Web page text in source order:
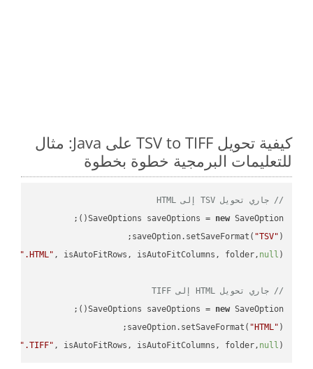
كيفية تحويل TSV to TIFF على Java: مثال
للتعليمات البرمجية خطوة بخطوة
// جاري تحويل TSV إلى HTML
SaveOptions saveOptions = new
saveOption.setSaveFormat( "TSV"
".HTML" , isAutoFitRows, isAutoFitColumns, folder, null
// جاري تحويل HTML إلى TIFF
SaveOptions saveOptions = new
saveOption.setSaveFormat( "HTML"
".TIFF" , isAutoFitRows, isAutoFitColumns, folder, null );